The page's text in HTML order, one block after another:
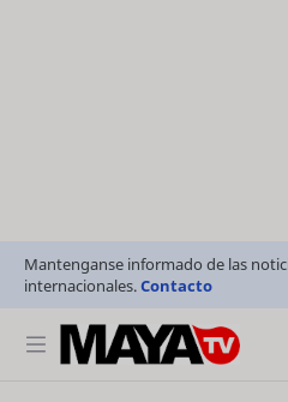
Mantenganse informado de las
internacionales.Contacto